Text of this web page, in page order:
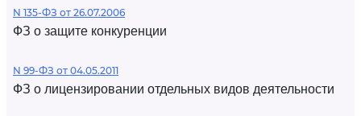
N 135-ФЗ от 26.07.2006
ФЗ о защите конкуренции
N 99-ФЗ от 04.05.2011
ФЗ о лицензировании отдельных видов деятельности